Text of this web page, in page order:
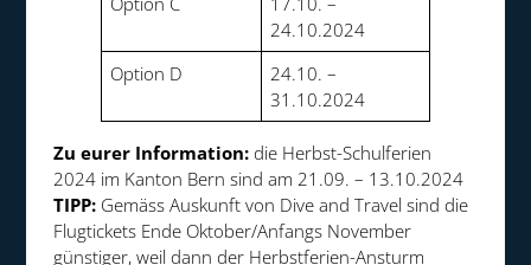
24.10.2024
Option D
24.10. –
31.10.2024
Zu eurer Information: die Herbst-Schulferien
2024 im Kanton Bern sind am 21.09. – 13.10.2024
TIPP: Gemäss Auskunft von Dive and Travel sind die
Flugtickets Ende Oktober/Anfangs November
günstiger, weil dann der Herbstferien-Ansturm